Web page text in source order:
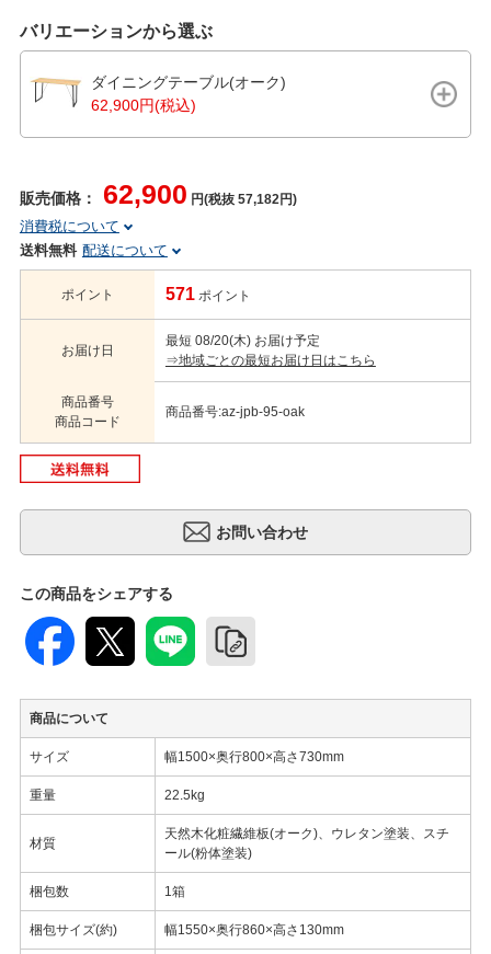
バリエーションから選ぶ
ダイニングテーブル(オーク)
62,900円(税込)
販売価格： 62,900 円(税抜 57,182円)
消費税について
送料無料 配送について
ポイント 571 ポイント
お届け日
最短 08/20(木) お届け予定
⇒地域ごとの最短お届け日はこちら
商品番号
商品コード
商品番号:az-jpb-95-oak
この商品をシェアする
商品について
サイズ 幅1500×奥行800×高さ730mm
重量 22.5kg
材質
天然木化粧繊維板(オーク)、ウレタン塗装、スチ
ール(粉体塗装)
梱包数 1箱
梱包サイズ(約) 幅1550×奥行860×高さ130mm